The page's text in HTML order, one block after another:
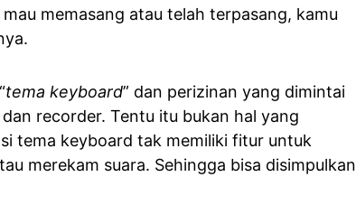
memasang atau telah terpasang, kamu
tema keyboard” dan perizinan yang dimintai
recorder. Tentu itu bukan hal yang
tema keyboard tak memiliki fitur untuk
merekam suara. Sehingga bisa disimpulkan